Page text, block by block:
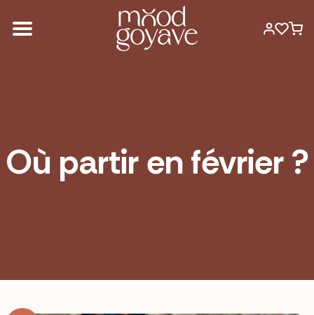
Où partir en février ?